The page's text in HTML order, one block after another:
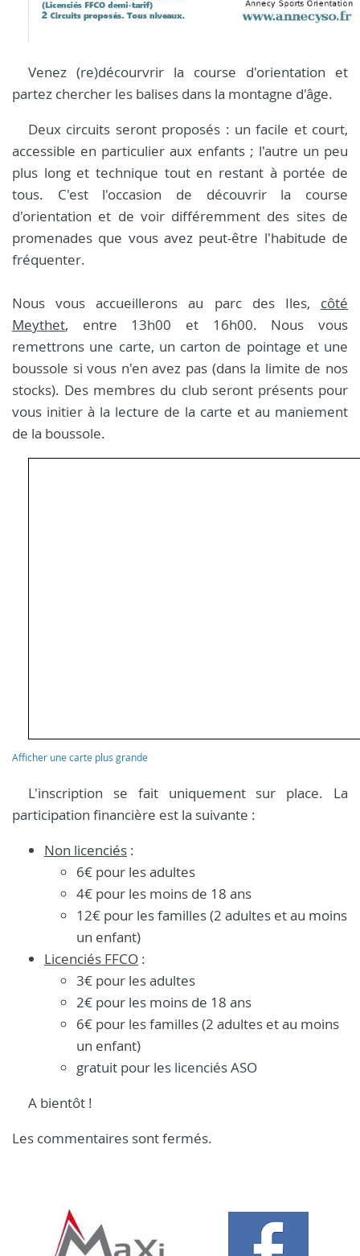
Venez (re)décourvrir la course d'orientation et
partez chercher les balises dans la montagne d'âge.
Deux circuits seront proposés : un facile et court,
accessible en particulier aux enfants ; l'autre un peu
plus long et technique tout en restant à portée de
tous. C'est l'occasion de découvrir la course
d'orientation et de voir différemment des sites de
promenades que vous avez peut-être l'habitude de
fréquenter.
Nous vous accueillerons au parc des Iles, côté
Meythet, entre 13h00 et 16h00. Nous vous
remettrons une carte, un carton de pointage et une
boussole si vous n'en avez pas (dans la limite de nos
stocks). Des membres du club seront présents pour
vous initier à la lecture de la carte et au maniement
de la boussole.
Afficher une carte plus grande
L'inscription se fait uniquement sur place. La
participation financière est la suivante :
Non licenciés :
6€ pour les adultes
4€ pour les moins de 18 ans
12€ pour les familles (2 adultes et au moins
un enfant)
Licenciés FFCO :
3€ pour les adultes
2€ pour les moins de 18 ans
6€ pour les familles (2 adultes et au moins
un enfant)
gratuit pour les licenciés ASO
A bientôt !
Les commentaires sont fermés.